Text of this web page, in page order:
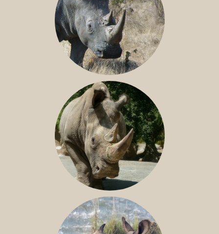
SOUTHERN WHITE RHINO
NILE RHINO